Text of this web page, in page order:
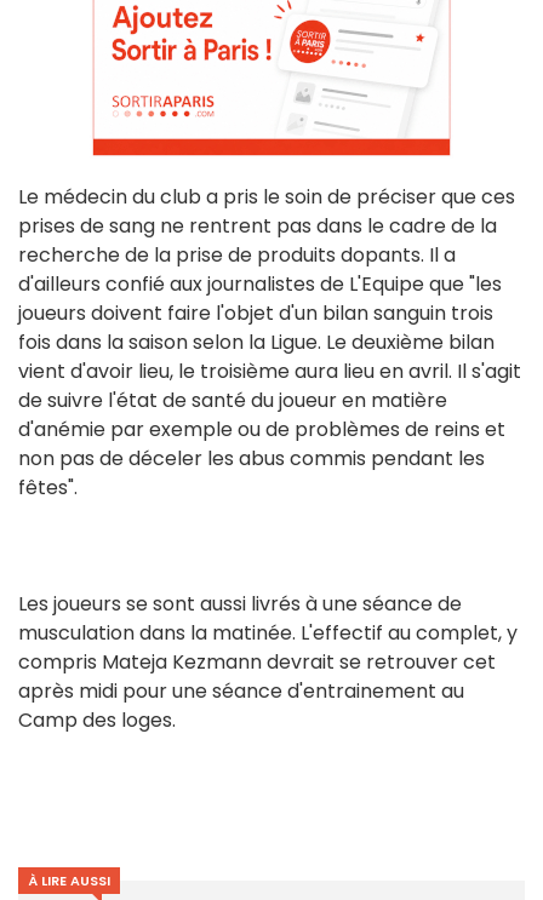
Le médecin du club a pris le soin de préciser que ces
prises de sang ne rentrent pas dans le cadre de la
recherche de la prise de produits dopants. Il a
d'ailleurs confié aux journalistes de L'Equipe que "les
joueurs doivent faire l'objet d'un bilan sanguin trois
fois dans la saison selon la Ligue. Le deuxième bilan
vient d'avoir lieu, le troisième aura lieu en avril. Il s'agit
de suivre l'état de santé du joueur en matière
d'anémie par exemple ou de problèmes de reins et
non pas de déceler les abus commis pendant les
fêtes".
Les joueurs se sont aussi livrés à une séance de
musculation dans la matinée. L'effectif au complet, y
compris Mateja Kezmann devrait se retrouver cet
après midi pour une séance d'entrainement au
Camp des loges.
À LIRE AUSSI